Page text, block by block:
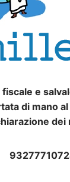
e
di mano
dei